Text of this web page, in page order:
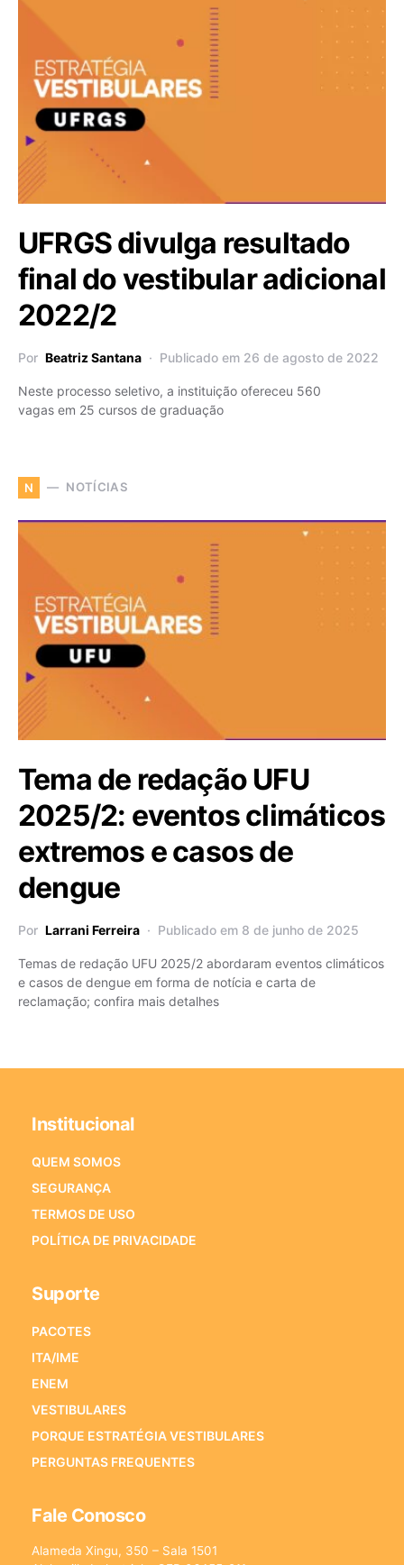
UFRGS divulga resultado
final do vestibular adicional
2022/2
Por Beatriz Santana Publicado em 26 de agosto de 2022
Neste processo seletivo, a instituição ofereceu 560
vagas em 25 cursos de graduação
N NOTÍCIAS
Tema de redação UFU
2025/2: eventos climáticos
extremos e casos de
dengue
Por Larrani Ferreira Publicado em 8 de junho de 2025
Temas de redação UFU 2025/2 abordaram eventos climáticos
e casos de dengue em forma de notícia e carta de
reclamação; confira mais detalhes
Institucional
QUEM SOMOS
SEGURANÇA
TERMOS DE USO
POLÍTICA DE PRIVACIDADE
Suporte
PACOTES
ITA/IME
ENEM
VESTIBULARES
PORQUE ESTRATÉGIA VESTIBULARES
PERGUNTAS FREQUENTES
Fale Conosco
Alameda Xingu, 350 – Sala 1501